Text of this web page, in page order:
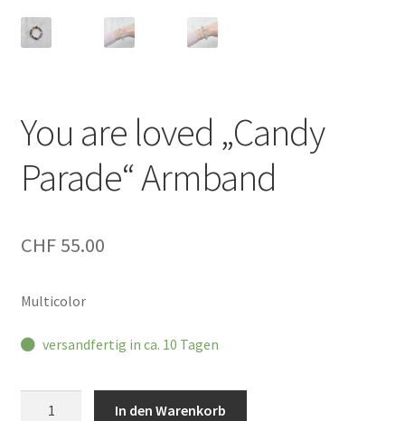
You are loved „Candy
Parade“ Armband
CHF55.00
Multicolor
versandfertig in ca. 10 Tagen
In den Warenkorb